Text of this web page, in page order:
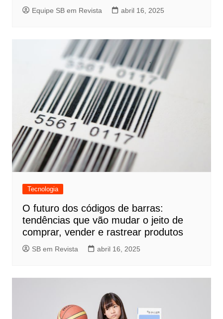
Equipe SB em Revista abril 16, 2025
Tecnologia
O futuro dos códigos de barras:
tendências que vão mudar o jeito de
comprar, vender e rastrear produtos
SB em Revista abril 16, 2025